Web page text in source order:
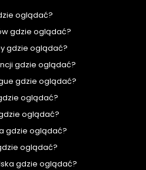
oglądać?
gdzie oglądać?
gdzie oglądać?
gdzie oglądać?
gdzie oglądać?
oglądać?
oglądać?
gdzie oglądać?
oglądać?
gdzie oglądać?